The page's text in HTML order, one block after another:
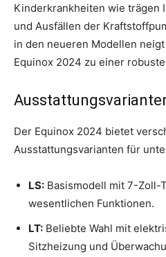
Kinderkrankheiten wie trägen
und Ausfällen der
in den neueren Modellen
Equinox 2024 zu einer
Der Equinox 2024 bietet
Ausstattungsvarianten für
LS: Basismodell mit 7-Zoll-
wesentlichen Funktionen.
LT: Beliebte Wahl mit
Sitzheizung und